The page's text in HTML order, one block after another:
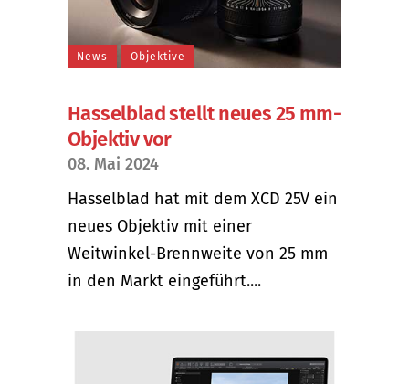
News Objektive
Hasselblad stellt neues 25 mm-
Objektiv vor
08. Mai 2024
Hasselblad hat mit dem XCD 25V ein
neues Objektiv mit einer
Weitwinkel-Brennweite von 25 mm
in den Markt eingeführt....